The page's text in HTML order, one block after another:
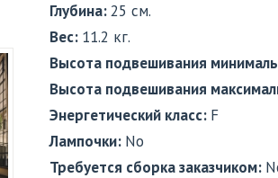
Глубина:25 см.
Вес: 11.2 кг.
Высота подвешивания
Высота подвешивания
Энергетический класс: F
Лампочки: No
Требуется сборка заказчиком: